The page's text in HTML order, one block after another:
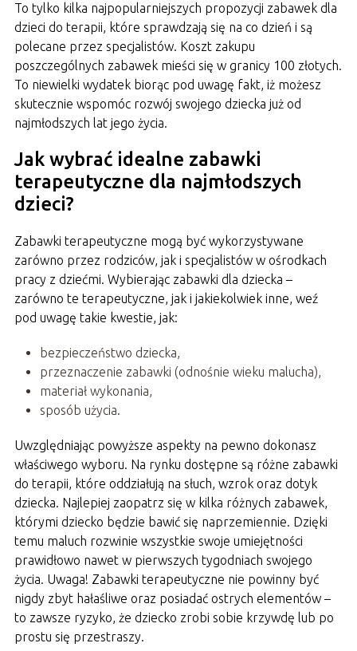
To tylko kilka najpopularniejszych propozycji zabawek dla
dzieci do terapii, które sprawdzają się na co dzień i są
polecane przez specjalistów. Koszt zakupu
poszczególnych zabawek mieści się w granicy 100 złotych.
To niewielki wydatek biorąc pod uwagę fakt, iż możesz
skutecznie wspomóc rozwój swojego dziecka już od
najmłodszych lat jego życia.
Jak wybrać idealne zabawki
terapeutyczne dla najmłodszych
dzieci?
Zabawki terapeutyczne mogą być wykorzystywane
zarówno przez rodziców, jak i specjalistów w ośrodkach
pracy z dziećmi. Wybierając zabawki dla dziecka –
zarówno te terapeutyczne, jak i jakiekolwiek inne, weź
pod uwagę takie kwestie, jak:
bezpieczeństwo dziecka,
przeznaczenie zabawki (odnośnie wieku malucha),
materiał wykonania,
sposób użycia.
Uwzględniając powyższe aspekty na pewno dokonasz
właściwego wyboru. Na rynku dostępne są różne zabawki
do terapii, które oddziałują na słuch, wzrok oraz dotyk
dziecka. Najlepiej zaopatrz się w kilka różnych zabawek,
którymi dziecko będzie bawić się naprzemiennie. Dzięki
temu maluch rozwinie wszystkie swoje umiejętności
prawidłowo nawet w pierwszych tygodniach swojego
życia. Uwaga! Zabawki terapeutyczne nie powinny być
nigdy zbyt hałaśliwe oraz posiadać ostrych elementów –
to zawsze ryzyko, że dziecko zrobi sobie krzywdę lub po
prostu się przestraszy.